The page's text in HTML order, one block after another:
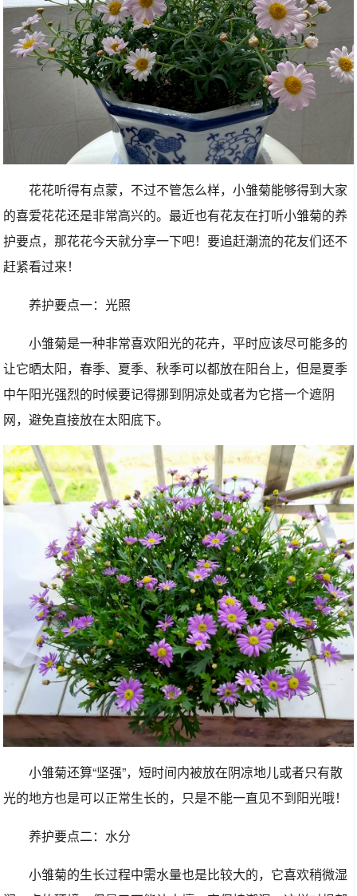
花花听得有点蒙，不过不管怎么样，小雏菊能够得到大家
的喜爱花花还是非常高兴的。最近也有花友在打听小雏菊的养
护要点，那花花今天就分享一下吧！要追赶潮流的花友们还不
赶紧看过来！
养护要点一：光照
小雏菊是一种非常喜欢阳光的花卉，平时应该尽可能多的
让它晒太阳，春季、夏季、秋季可以都放在阳台上，但是夏季
中午阳光强烈的时候要记得挪到阴凉处或者为它搭一个遮阴
网，避免直接放在太阳底下。
小雏菊还算“坚强”，短时间内被放在阴凉地儿或者只有散
光的地方也是可以正常生长的，只是不能一直见不到阳光哦！
养护要点二：水分
小雏菊的生长过程中需水量也是比较大的，它喜欢稍微湿